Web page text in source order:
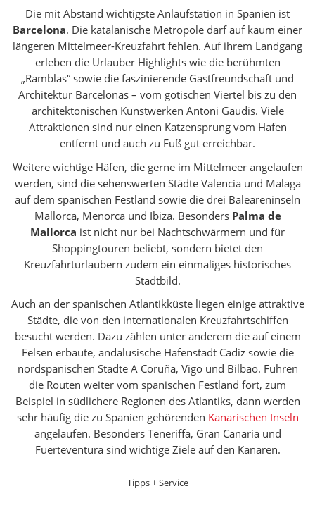
Die mit Abstand wichtigste Anlaufstation in Spanien ist
Barcelona. Die katalanische Metropole darf auf kaum einer
längeren Mittelmeer-Kreuzfahrt fehlen. Auf ihrem Landgang
erleben die Urlauber Highlights wie die berühmten
„Ramblas“ sowie die faszinierende Gastfreundschaft und
Architektur Barcelonas – vom gotischen Viertel bis zu den
architektonischen Kunstwerken Antoni Gaudis. Viele
Attraktionen sind nur einen Katzensprung vom Hafen
entfernt und auch zu Fuß gut erreichbar.
Weitere wichtige Häfen, die gerne im Mittelmeer angelaufen
werden, sind die sehenswerten Städte Valencia und Malaga
auf dem spanischen Festland sowie die drei Baleareninseln
Mallorca, Menorca und Ibiza. Besonders Palma de
Mallorca ist nicht nur bei Nachtschwärmern und für
Shoppingtouren beliebt, sondern bietet den
Kreuzfahrturlaubern zudem ein einmaliges historisches
Stadtbild.
Auch an der spanischen Atlantikküste liegen einige attraktive
Städte, die von den internationalen Kreuzfahrtschiffen
besucht werden. Dazu zählen unter anderem die auf einem
Felsen erbaute, andalusische Hafenstadt Cadiz sowie die
nordspanischen Städte A Coruña, Vigo und Bilbao. Führen
die Routen weiter vom spanischen Festland fort, zum
Beispiel in südlichere Regionen des Atlantiks, dann werden
sehr häufig die zu Spanien gehörenden Kanarischen Inseln
angelaufen. Besonders Teneriffa, Gran Canaria und
Fuerteventura sind wichtige Ziele auf den Kanaren.
Tipps + Service